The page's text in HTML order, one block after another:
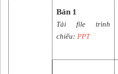
Bản 1
Tải file trình
chiếu: PPT